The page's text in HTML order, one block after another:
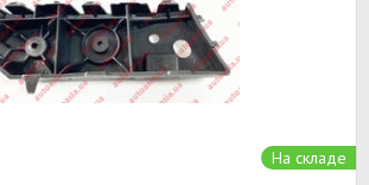
На складе